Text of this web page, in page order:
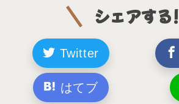
シェアする!
Twitter
はてブ